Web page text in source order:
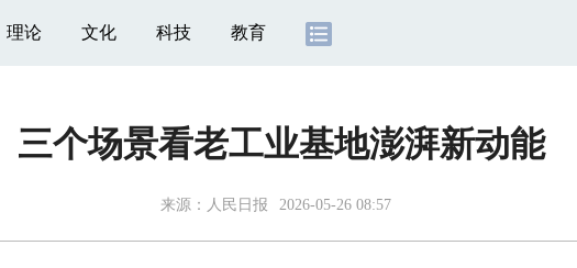
理论 文化 科技 教育
三个场景看老工业基地澎湃新动能
来源： 人民日报 2026-05-26 08:57